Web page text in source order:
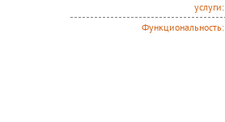
услуги:
Функциональность: